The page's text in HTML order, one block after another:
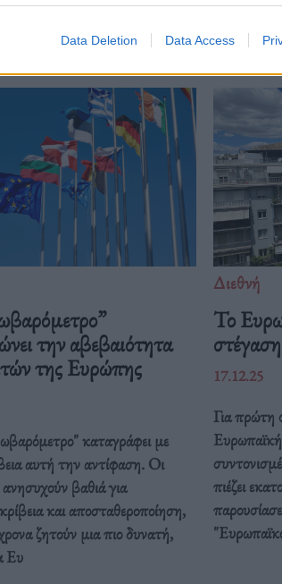
Data Deletion Data Access
Δείτε επίσης
την αβεβαιότητα
της Ευρώπης
καταγράφει με
αυτή την αντίφαση. Oι
βαθιά για
και αποσταθεροποίηση,
ζητούν μια πιο δυνατή,
Ευ
Διεθνή
Το
στέγαση
17.12.25
Για πρώτη
πιέζει